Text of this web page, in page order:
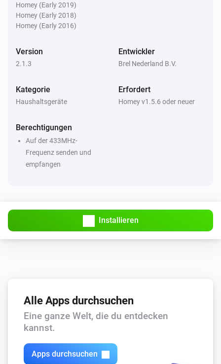
Homey (Early 2019)
Homey (Early 2018)
Homey (Early 2016)
Version
2.1.3
Entwickler
Brel Nederland B.V.
Kategorie
Haushaltsgeräte
Erfordert
Homey v1.5.6 oder neuer
Berechtigungen
Auf der 433MHz-
Frequenz senden und
empfangen
Installieren
Alle Apps durchsuchen
Eine ganze Welt, die du entdecken
kannst.
Apps durchsuchen